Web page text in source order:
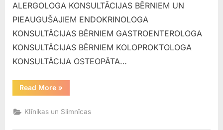
ALERGOLOGA KONSULTĀCIJAS BĒRNIEM UN
PIEAUGUŠAJIEM ENDOKRINOLOGA
KONSULTĀCIJAS BĒRNIEM GASTROENTEROLOGA
KONSULTĀCIJAS BĒRNIEM KOLOPROKTOLOGA
KONSULTĀCIJA OSTEOPĀTA…
Read More“Vidzemes
slimnīca”
»
Klīnikas un Slimnīcas